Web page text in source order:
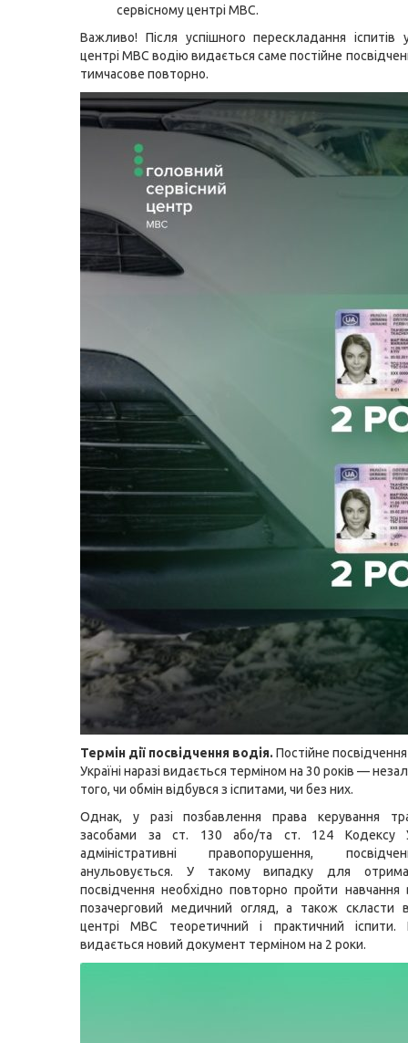
сервісному центрі МВС.
Важливо! Після успішного перескладання іспитів
центрі МВС водію видається саме постійне
тимчасове повторно.
Термін дії посвідчення водія. Постійне
Україні наразі видається терміном на 30 років —
того, чи обмін відбувся з іспитами, чи без них.
Однак, у разі позбавлення права керування
засобами за ст. 130 або/та ст. 124 Кодексу
адміністративні правопорушення,
анульовується. У такому випадку для
посвідчення необхідно повторно пройти навчання
позачерговий медичний огляд, а також скласти
центрі МВС теоретичний і практичний іспити.
видається новий документ терміном на 2 роки.